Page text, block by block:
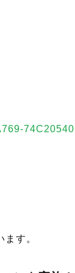
ンドスタン
れています。
デコレーシ